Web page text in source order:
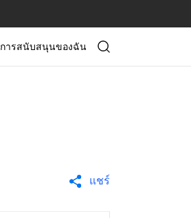
การสนับสนุนของฉัน
แชร์